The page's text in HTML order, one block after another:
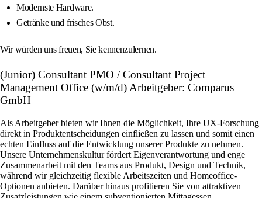
Modernste Hardware.
Getränke und frisches Obst.
Wir würden uns freuen, Sie kennenzulernen.
(Junior) Consultant PMO / Consultant Project
Management Office (w/m/d) Arbeitgeber: Comparus
GmbH
Als Arbeitgeber bieten wir Ihnen die Möglichkeit, Ihre UX-Forschung
direkt in Produktentscheidungen einfließen zu lassen und somit einen
echten Einfluss auf die Entwicklung unserer Produkte zu nehmen.
Unsere Unternehmenskultur fördert Eigenverantwortung und enge
Zusammenarbeit mit den Teams aus Produkt, Design und Technik,
während wir gleichzeitig flexible Arbeitszeiten und Homeoffice-
Optionen anbieten. Darüber hinaus profitieren Sie von attraktiven